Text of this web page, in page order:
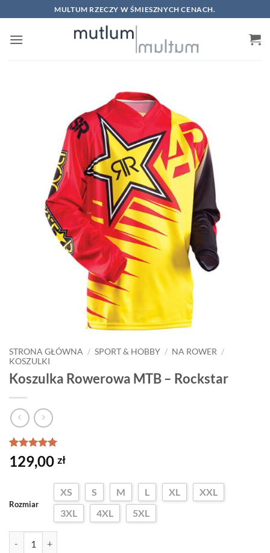
to
content
MULTUM RZECZY W ŚMIESZNYCH CENACH.
STRONA GŁÓWNA / SPORT & HOBBY / NA ROWER /
KOSZULKI
Koszulka Rowerowa MTB – Rockstar
Oceniony5
na 5 na
2
129,00 zł
Rozmiar
XS S M L XL
XXL
3XL
4XL 5XL